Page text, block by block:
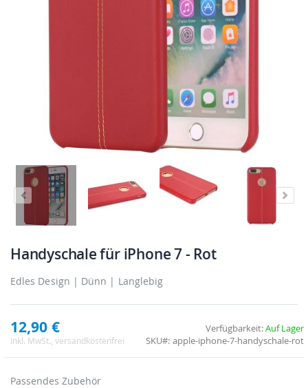
Handyschale für iPhone 7 - Rot
Edles Design | Dünn | Langlebig
12,90 €
Inkl. MwSt. , versandkostenfrei
Verfügbarkeit:Auf Lager
SKU
apple-iphone-7-handyschale-rot
Passendes Zubehör